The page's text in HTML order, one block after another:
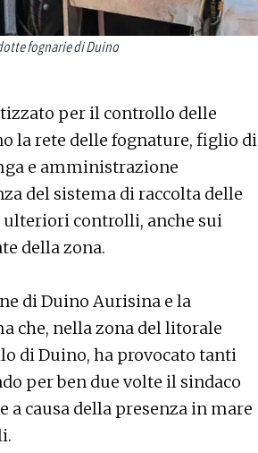
fognarie di Duino
per il controllo delle
la rete delle fognature, figlio di
e amministrazione
del sistema di raccolta delle
ulteriori controlli, anche sui
della zona.
di Duino Aurisina e la
che, nella zona del litorale
di Duino, ha provocato tanti
per ben due volte il sindaco
a causa della presenza in mare